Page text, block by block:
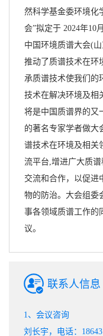
然科学基金委环境化
会”拟定于 2024年10
中国环境质谱大会(
推动了质谱技术在环
承质谱技术使我们的
技术在解决环境及相
将是中国质谱界的又
的著名专家学者做大
谱技术在环境及相关
流平台,增进广大质
交流和合作，以促进
物的防治。大会组委
事各领域质谱工作的
议。
联系人信息
1、会议咨询
刘长宇，电话：